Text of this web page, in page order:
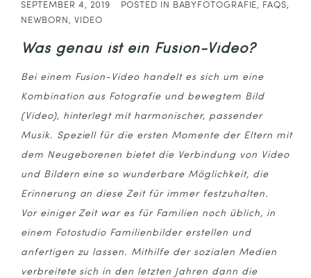
SEPTEMBER 4, 2019 POSTED IN BABYFOTOGRAFIE, FAQS,
NEWBORN , VIDEO
Was genau ist ein Fusion-Video?
Bei einem Fusion-Video handelt es sich um eine
Kombination aus Fotografie und bewegtem Bild
(Video), hinterlegt mit harmonischer, passender
Musik. Speziell für die ersten Momente der Eltern mit
dem Neugeborenen bietet die Verbindung von Video
und Bildern eine so wunderbare Möglichkeit, die
Erinnerung an diese Zeit für immer festzuhalten.
Vor einiger Zeit war es für Familien noch üblich, in
einem Fotostudio Familienbilder erstellen und
anfertigen zu lassen. Mithilfe der sozialen Medien
verbreitete sich in den letzten Jahren dann die